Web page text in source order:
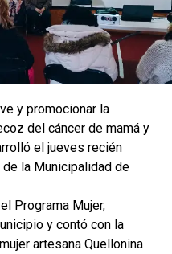
y promocionar la
del cáncer de mamá y
el jueves recién
la Municipalidad de
Programa Mujer,
y contó con la
artesana Quellonina